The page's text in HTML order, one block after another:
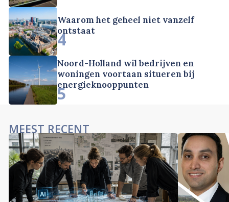
Waarom het geheel niet vanzelf
ontstaat
4
Noord-Holland wil bedrijven en
woningen voortaan situeren bij
energieknooppunten
5
MEEST RECENT